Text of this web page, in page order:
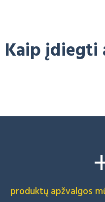
Kaip
produktų apžvalgos